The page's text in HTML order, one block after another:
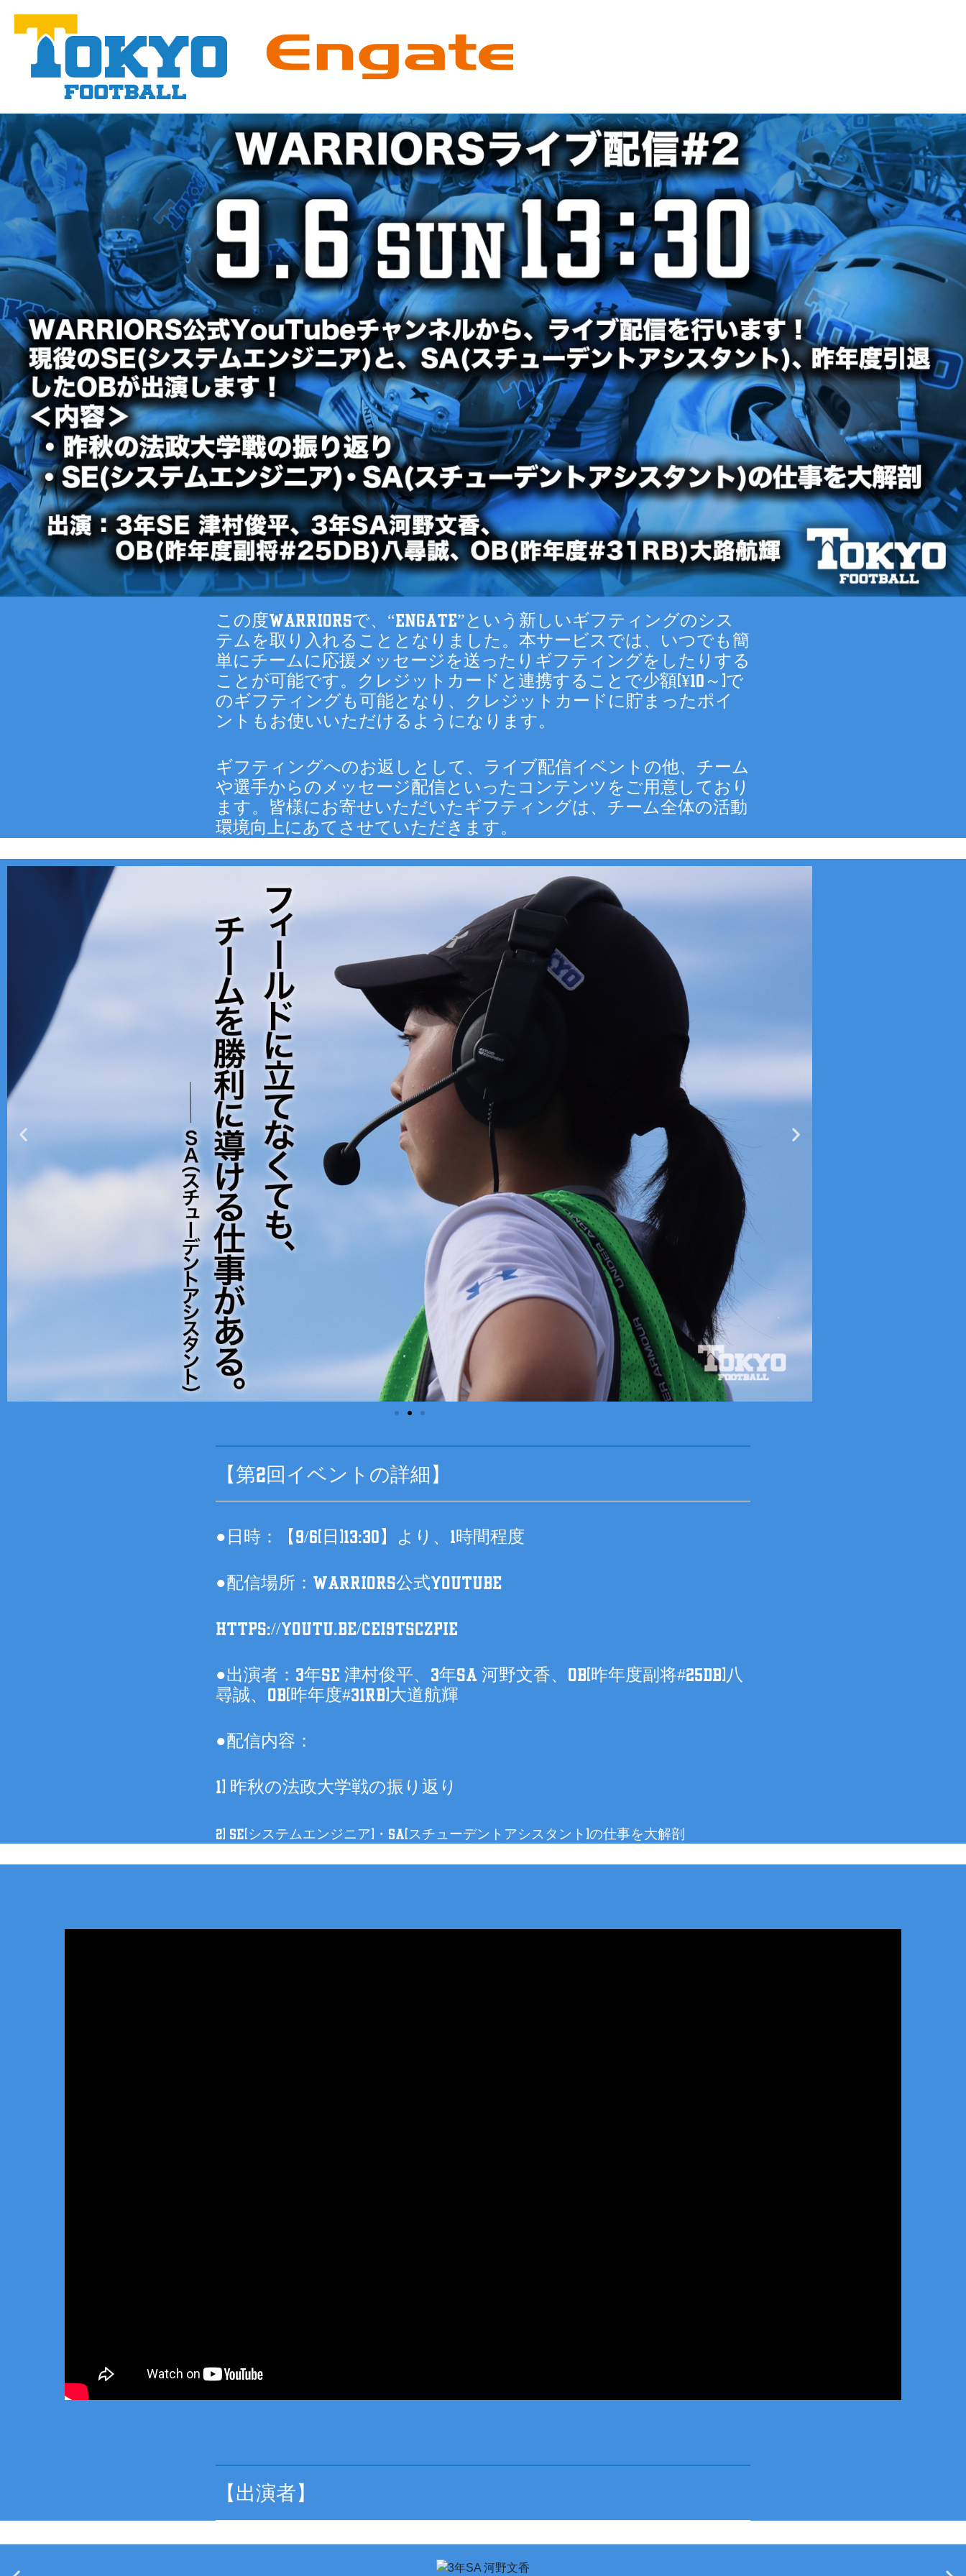
この度WARRIORSで、“Engate”という新しいギフティングのシス
テムを取り入れることとなりました。本サービスでは、いつでも簡
単にチームに応援メッセージを送ったりギフティングをしたりする
ことが可能です。クレジットカードと連携することで少額(¥10～)で
のギフティングも可能となり、クレジットカードに貯まったポイ
ントもお使いいただけるようになります。
ギフティングへのお返しとして、ライブ配信イベントの他、チーム
や選手からのメッセージ配信といったコンテンツをご用意しており
ます。皆様にお寄せいただいたギフティングは、チーム全体の活動
環境向上にあてさせていただきます。
【第2回イベントの詳細】
●日時：【9/6(日)13:30】より、1時間程度
●配信場所：WARRIORS公式YouTube
https://youtu.be/CEi9tsCZpiE
●出演者：3年SE 津村俊平、3年SA 河野文香、OB(昨年度副将#25DB)八
尋誠、OB(昨年度#31RB)大道航輝
●配信内容：
1) 昨秋の法政大学戦の振り返り
2) SE(システムエンジニア)・SA(スチューデントアシスタント)の仕事を大解剖
【出演者】